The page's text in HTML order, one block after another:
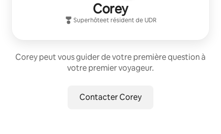
Corey
Superhôteet résident deUDR
Corey peut vous guider de votre première question à
votre premier voyageur.
Contacter Corey